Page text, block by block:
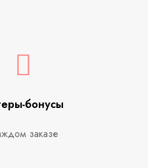
бонусы
заказе